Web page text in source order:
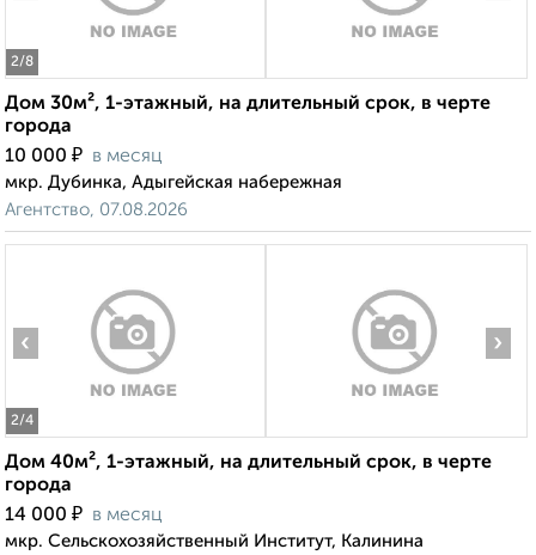
2/8
Дом 30м², 1-этажный, на длительный срок, в черте
города
10 000 ₽ в месяц
мкр. Дубинка, Адыгейская набережная
Агентство, 07.08.2026
2/4
‹ ›
Дом 40м², 1-этажный, на длительный срок, в черте
города
14 000 ₽ в месяц
мкр. Сельскохозяйственный Институт, Калинина